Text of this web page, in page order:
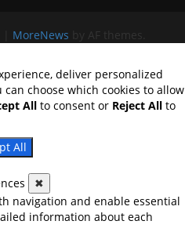
MoreNews by AF themes.
deliver personalized
choose which cookies to allow
All to consent or Reject All to
All
✖
navigation and enable essential
information about each